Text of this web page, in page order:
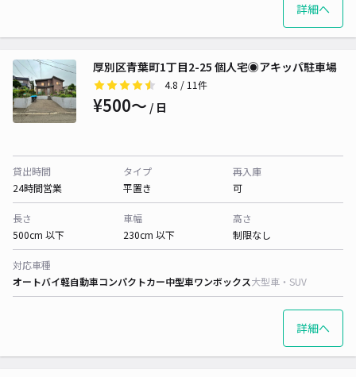
詳細へ
厚別区青葉町1丁目2-25 個人宅◉アキッパ駐車場
4.8 / 11件
¥500〜 / 日
貸出時間
24時間営業
タイプ
平置き
再入庫
可
長さ
500cm 以下
車幅
230cm 以下
高さ
制限なし
対応車種
オートバイ軽自動車コンパクトカー中型車ワンボックス大型車・SUV
詳細へ